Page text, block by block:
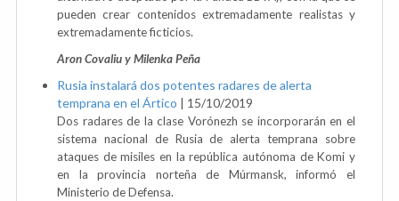
pueden crear contenidos extremadamente realistas y
extremadamente ficticios.
Aron Covaliu y Milenka Peña
Rusia instalará dos potentes radares de alerta
temprana en el Ártico | 15/10/2019
Dos radares de la clase Vorónezh se incorporarán en el
sistema nacional de Rusia de alerta temprana sobre
ataques de misiles en la república autónoma de Komi y
en la provincia norteña de Múrmansk, informó el
Ministerio de Defensa.